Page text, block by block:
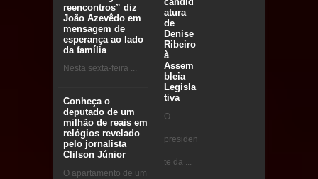
reencontros” diz
João Azevêdo em
mensagem de
esperança ao lado
da família
Nesta sexta-feira ...
Conheça o
deputado de um
milhão de reais em
relógios revelado
pelo jornalista
Clilson Júnior
O apartamento de um
atura
de
Denise
Ribeiro
à
Assem
bleia
Legisla
tiva
O
presiden
te da ...